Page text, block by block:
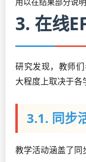
3. 在线
研究发现，教师
大程度上取决于各
3.1. 同步
教学活动涵盖了同